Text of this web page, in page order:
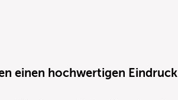
einen hochwertigen Eindruck